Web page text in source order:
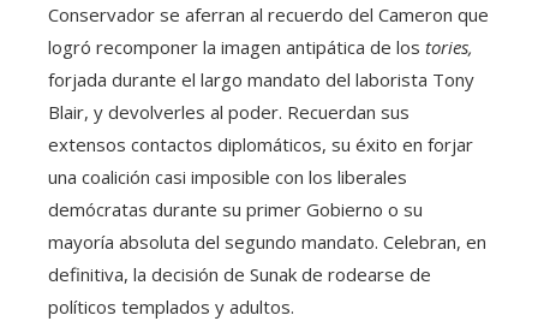
Conservador se aferran al recuerdo del Cameron que
logró recomponer la imagen antipática de los tories,
forjada durante el largo mandato del laborista Tony
Blair, y devolverles al poder. Recuerdan sus
extensos contactos diplomáticos, su éxito en forjar
una coalición casi imposible con los liberales
demócratas durante su primer Gobierno o su
mayoría absoluta del segundo mandato. Celebran, en
definitiva, la decisión de Sunak de rodearse de
políticos templados y adultos.